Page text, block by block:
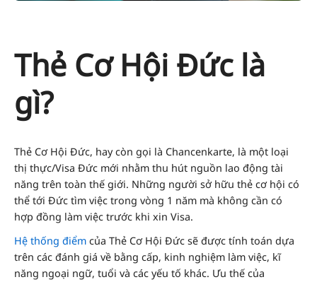
Thẻ Cơ Hội Đức là
gì?
Thẻ Cơ Hội Đức, hay còn gọi là Chancenkarte, là một loại
thị thực/Visa Đức mới nhằm thu hút nguồn lao động tài
năng trên toàn thế giới. Những người sở hữu thẻ cơ hội có
thể tới Đức tìm việc trong vòng 1 năm mà không cần có
hợp đồng làm việc trước khi xin Visa.
Hệ thống điểm của Thẻ Cơ Hội Đức sẽ được tính toán dựa
trên các đánh giá về bằng cấp, kinh nghiệm làm việc, kĩ
năng ngoại ngữ, tuổi và các yếu tố khác. Ưu thế của